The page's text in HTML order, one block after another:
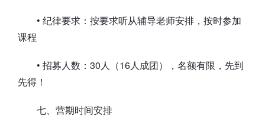
• 纪律要求：按要求听从辅导老师安排，按时参加
课程
• 招募人数：30人（16人成团），名额有限，先到
先得！
七、营期时间安排